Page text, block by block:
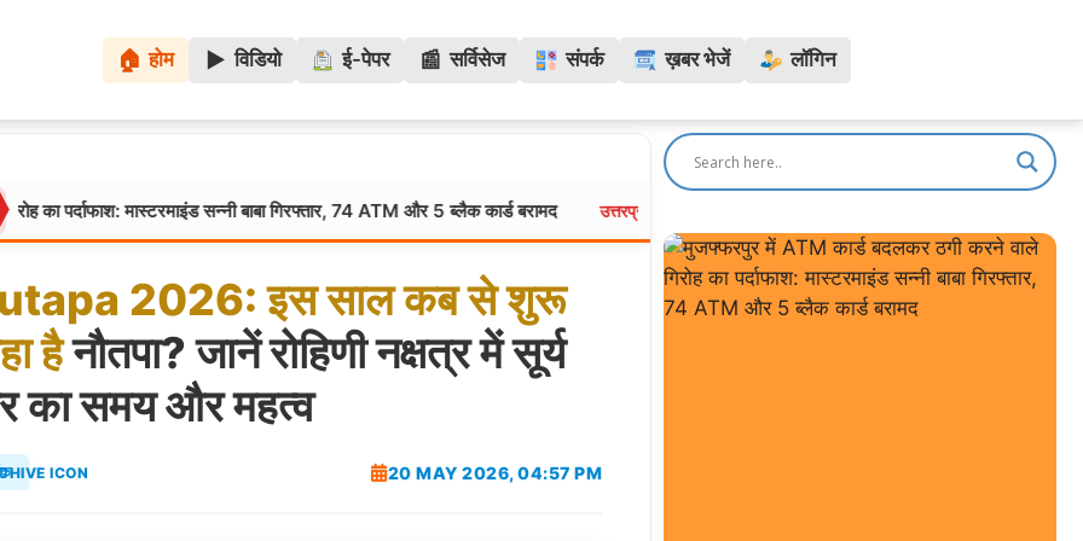
🏠 होम ▶️ विडियो ई-पेपर 📰 सर्विसेज संपर्क ख़बर भेजें लॉगिन
मास्टरमाइंड सन्नी बाबा गिरफ्तार, 74 ATM और 5 ब्लैक कार्ड बरामद उत्तरप्रदेश: अयोध्या राम मंदिर के नए CEO की रेस तेज: 5,300 आवेदनों में से 18
2026: इससालकबसेशुरू
हैनौतपा? जानें रोहिणी नक्षत्र में सूर्य
का समय और महत्व
20 MAY 2026, 04:57 PM